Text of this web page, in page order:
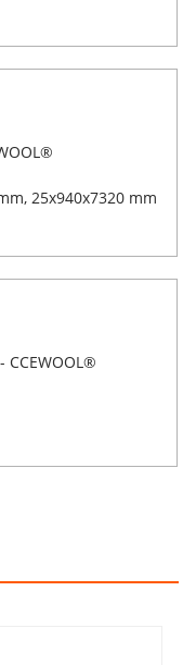
25x940x7320 mm